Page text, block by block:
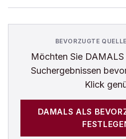
BEVORZUGTE
Möchten Sie DAMALS
Suchergebnissen
Klick
DAMALS ALS